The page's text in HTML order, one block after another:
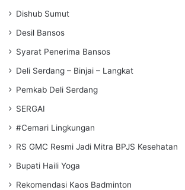
Dishub Sumut
Desil Bansos
Syarat Penerima Bansos
Deli Serdang – Binjai – Langkat
Pemkab Deli Serdang
SERGAI
#Cemari Lingkungan
RS GMC Resmi Jadi Mitra BPJS Kesehatan
Bupati Haili Yoga
Rekomendasi Kaos Badminton